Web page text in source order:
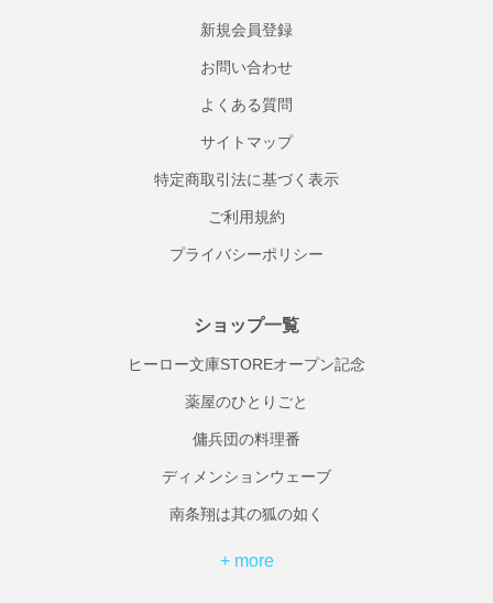
新規会員登録
お問い合わせ
よくある質問
サイトマップ
特定商取引法に基づく表示
ご利用規約
プライバシーポリシー
ショップ一覧
ヒーロー文庫STOREオープン記念
薬屋のひとりごと
傭兵団の料理番
ディメンションウェーブ
南条翔は其の狐の如く
+ more